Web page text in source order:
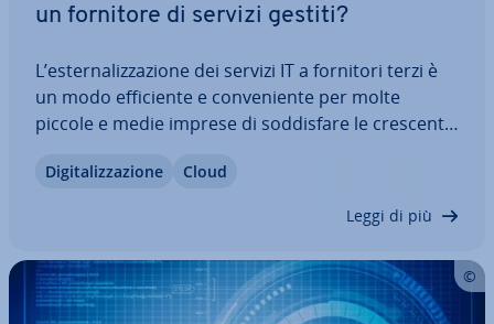
un fornitore di servizi gestiti?
L’ester­na­liz­za­zio­ne dei servizi IT a fornitori terzi è
un modo ef­fi­cien­te e con­ve­nien­te per molte
piccole e medie imprese di sod­di­sfa­re le crescenti
co­no­sciu­ti come Managed Service Provider (MSP),
Di­gi­ta­liz­za­zio­ne Cloud
Leggi di più